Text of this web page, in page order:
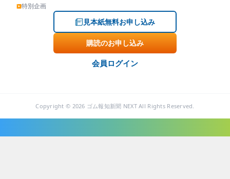
▶ 特別企画
見本紙無料お申し込み
購読のお申し込み
会員ログイン
Copyright © 2026 ゴム報知新聞 NEXT All Rights Reserved.